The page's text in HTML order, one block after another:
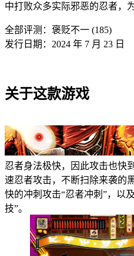
中打败众多实际邪恶的忍者，
全部评测： 褒贬不一 (185)
发行日期：2024 年 7 月 23 日
关于这款游戏
忍者身法极快，因此攻击也快
速忍者攻击，不断扫除来袭的
快的冲刺攻击“忍者冲刺”，以
技”。